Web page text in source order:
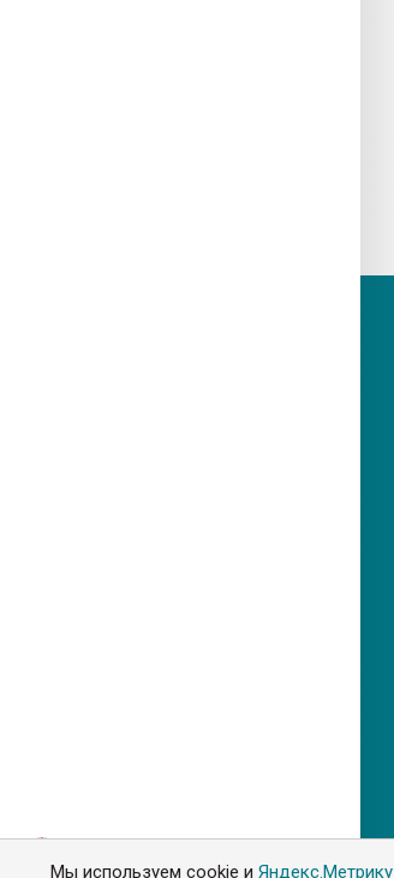
Мы используем cookie иЯндекс.Метрику